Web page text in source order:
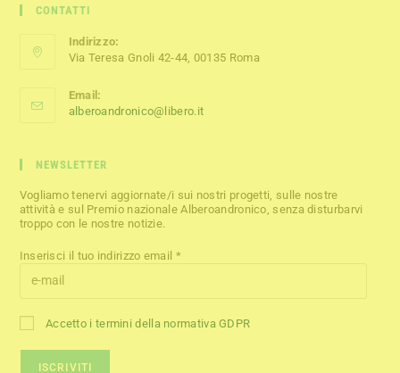
CONTATTI
Indirizzo:
Via Teresa Gnoli 42-44, 00135 Roma
Email:
alberoandronico@libero.it
NEWSLETTER
Vogliamo tenervi aggiornate/i sui nostri progetti, sulle nostre
attività e sul Premio nazionale Alberoandronico, senza disturbarvi
troppo con le nostre notizie.
Inserisci il tuo indirizzo email *
Accetto i termini della normativa GDPR
ISCRIVITI